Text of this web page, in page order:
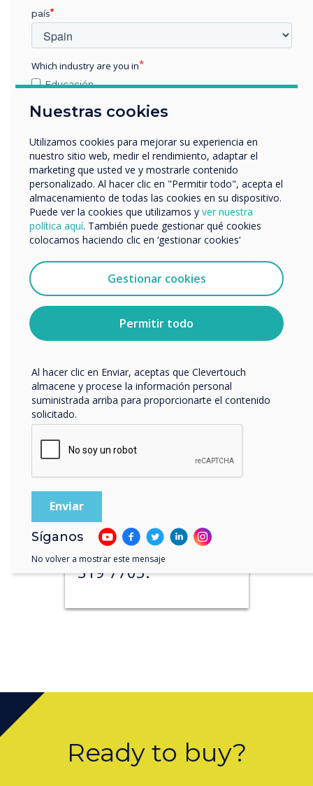
soporte
La forma más rápida
y sencilla de
contactar con
nuestro equipo de
atención al cliente es
abriendo un ticket de
soporte.
Abrir un ticket de
soporte
Contáctenos
disponible de lunes a
viernes de 9:00 a 5:00
GMT (excepto días
festivos).
Si desea un contacto
más directo, llame a
nuestro equipo de
soporte al +44 (0) 208
319 7705.
Ready to buy?
Nuestras cookies
Utilizamos cookies para mejorar su experiencia en
nuestro sitio web, medir el rendimiento, adaptar el
marketing que usted ve y mostrarle contenido
personalizado. Al hacer clic en "Permitir todo", acepta el
almacenamiento de todas las cookies en su dispositivo.
Puede ver la cookies que utilizamos y ver nuestra
política aquí. También puede gestionar qué cookies
colocamos haciendo clic en ‘gestionar cookies‘
Gestionar cookies
Permitir todo
país
Which industry are you in
Educación
Otros
nombre de empresa
Nos gustaría comunicarnos con usted acerca de
nuestros productos y servicios por correo electrónico,
teléfono o correo postal.
Acepto recibir otras comunicaciones de
Puedes darte de baja de estas comunicaciones en
cualquier momento. Para obtener más información
sobre cómo darte de baja, nuestras prácticas de
privacidad y cómo nos comprometemos a proteger y
respetar tu privacidad, consulta nuestra
Al hacer clic en Enviar, aceptas que Clevertouch
almacene y procese la información personal
suministrada arriba para proporcionarte el contenido
solicitado.
Síganos
No volver a mostrar este mensaje